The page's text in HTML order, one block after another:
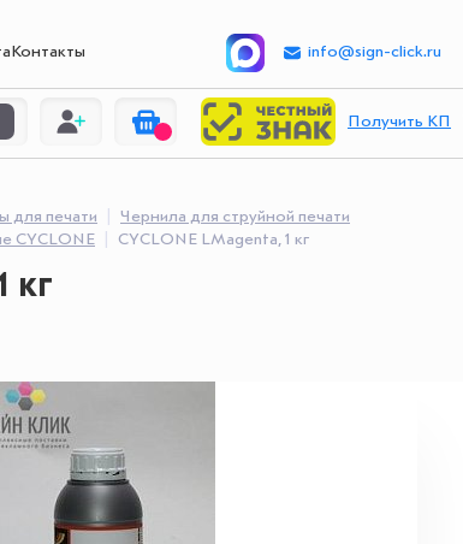
Контакты info@sign-click.ru
Получить КП
для печати
Чернила для струйной печати
CYCLONE CYCLONE LMagenta, 1 кг
кг